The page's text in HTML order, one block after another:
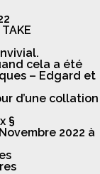
cela a été
– Edgard et
d’une collation
§
2022 à